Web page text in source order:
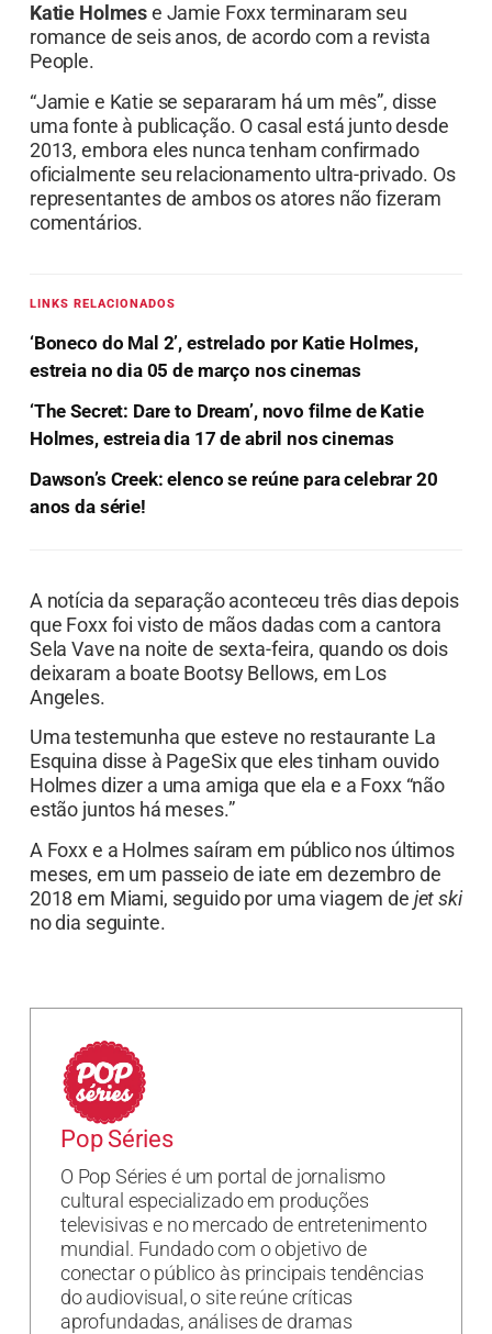
Katie Holmese Jamie Foxx terminaram seu
romance de seis anos, de acordo com a revista
People.
“Jamie e Katie se separaram há um mês”, disse
uma fonte à publicação. O casal está junto desde
2013, embora eles nunca tenham confirmado
oficialmente seu relacionamento ultra-privado. Os
representantes de ambos os atores não fizeram
comentários.
LINKS RELACIONADOS
‘Boneco do Mal 2’, estrelado por Katie Holmes,
estreia no dia 05 de março nos cinemas
‘The Secret: Dare to Dream’, novo filme de Katie
Holmes, estreia dia 17 de abril nos cinemas
Dawson’s Creek: elenco se reúne para celebrar 20
anos da série!
A notícia da separação aconteceu três dias depois
que Foxx foi visto de mãos dadas com a cantora
Sela Vave na noite de sexta-feira, quando os dois
deixaram a boate Bootsy Bellows, em Los
Angeles.
Uma testemunha que esteve no restaurante La
Esquina disse à PageSix que eles tinham ouvido
Holmes dizer a uma amiga que ela e a Foxx “não
estão juntos há meses.”
A Foxx e a Holmes saíram em público nos últimos
meses, em um passeio de iate em dezembro de
2018 em Miami, seguido por uma viagem de jet ski
no dia seguinte.
Pop Séries
O Pop Séries é um portal de jornalismo
cultural especializado em produções
televisivas e no mercado de entretenimento
mundial. Fundado com o objetivo de
conectar o público às principais tendências
do audiovisual, o site reúne críticas
aprofundadas, análises de dramas